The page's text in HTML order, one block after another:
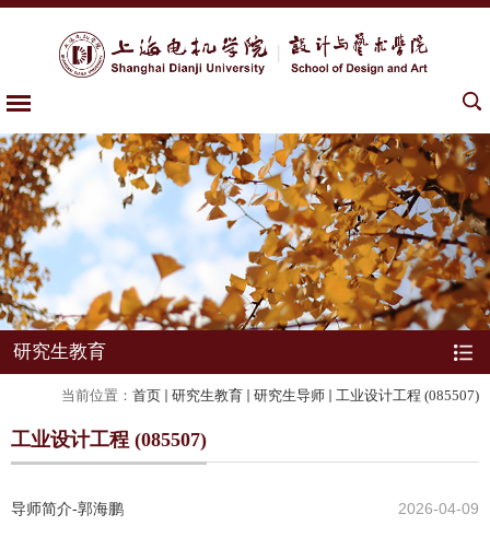
研究生教育
当前位置： 首页 研究生教育 研究生导师 工业设计工程 (085507)
工业设计工程 (085507)
导师简介-郭海鹏 2026-04-09